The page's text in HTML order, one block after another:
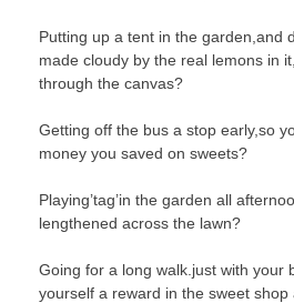
Putting up a tent in the garden,and
made cloudy by the real lemons in
through the canvas?
Getting off the bus a stop early,so
money you saved on sweets?
Playing’tag’in the garden all
lengthened across the lawn?
Going for a long walk.just with your
yourself a reward in the sweet shop